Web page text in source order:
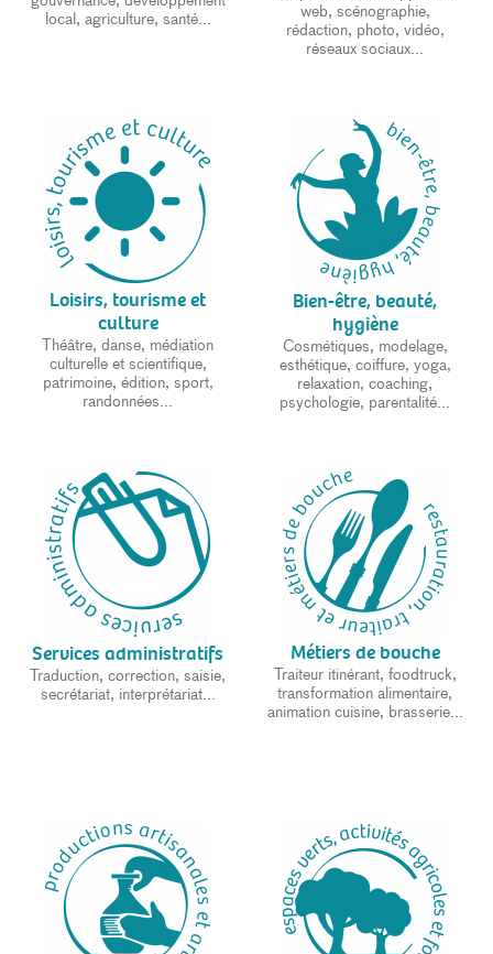
local, agriculture, santé...
web, scénographie,
rédaction, photo, vidéo,
réseaux sociaux...
Loisirs, tourisme et
culture
Théâtre, danse, médiation
culturelle et scientifique,
patrimoine, édition, sport,
randonnées...
Bien-être, beauté,
hygiène
Cosmétiques, modelage,
esthétique, coiffure, yoga,
relaxation, coaching,
psychologie, parentalité...
Services administratifs
Traduction, correction, saisie,
secrétariat, interprétariat...
Métiers de bouche
Traiteur itinérant, foodtruck,
transformation alimentaire,
animation cuisine, brasserie...